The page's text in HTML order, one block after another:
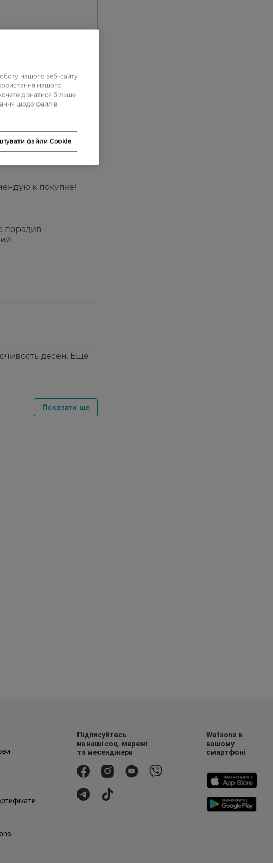
к покупке!
порадив
дёсен. Ещё
Показати ще
Підписуйтесь
на наші соц. мережі
та месенджери
Watsons в
вашому
смартфоні
нашого веб-сайту
нашого
дізнатися більше
щодо файлів
файли Cookie